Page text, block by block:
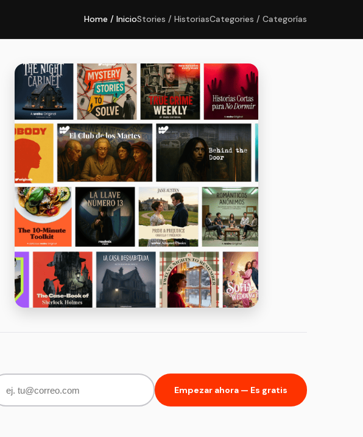
Home / InicioStories / HistoriasCategories / Categorías
Empezar ahora — Es gratis